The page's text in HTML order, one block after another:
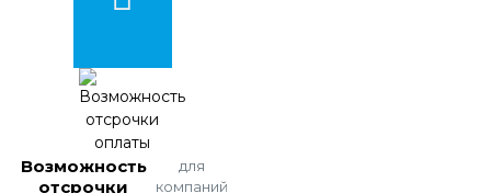
Возможность
отсрочки
для
компаний